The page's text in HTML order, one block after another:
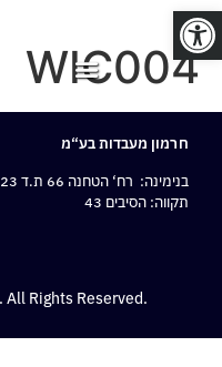
פתח סרגל נגישות
WIC004
חרמון מעבדות בע“מ
בנימינה: רח‘ הטחנה 66 ת.ד 23 מיקוד 3055001,
תקווה: הסיבים 43
Rights Reserved.